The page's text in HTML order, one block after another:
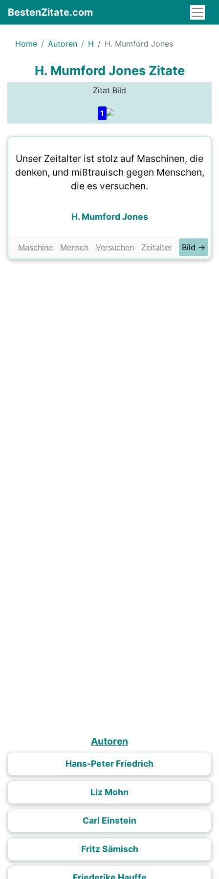
BestenZitate.com
Home Autoren H H. Mumford Jones
H. Mumford Jones Zitate
Zitat Bild
1
Unser Zeitalter ist stolz auf Maschinen, die
denken, und mißtrauisch gegen Menschen,
die es versuchen.
H. Mumford Jones
Maschine Mensch Versuchen Zeitalter Bild →
Autoren
Hans-Peter Friedrich
Liz Mohn
Carl Einstein
Fritz Sämisch